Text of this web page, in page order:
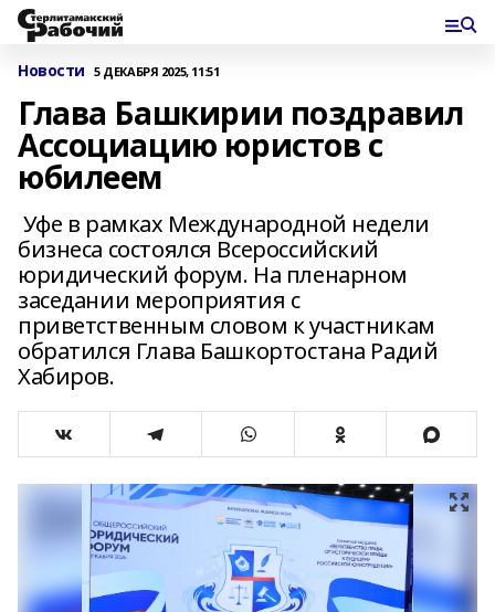
Новости 5 ДЕКАБРЯ 2025, 11:51
Глава Башкирии поздравил
Ассоциацию юристов с
юбилеем
Уфе в рамках Международной недели
бизнеса состоялся Всероссийский
юридический форум. На пленарном
заседании мероприятия с
приветственным словом к участникам
обратился Глава Башкортостана Радий
Хабиров.